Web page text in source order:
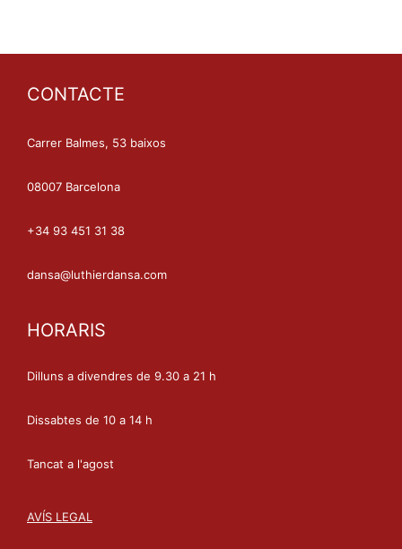
CONTACTE
Carrer Balmes, 53 baixos
08007 Barcelona
+34 93 451 31 38
dansa@luthierdansa.com
HORARIS
Dilluns a divendres de 9.30 a 21 h
Dissabtes de 10 a 14 h
Tancat a l'agost
AVÍS LEGAL